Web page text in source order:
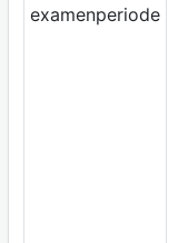
examenperiode